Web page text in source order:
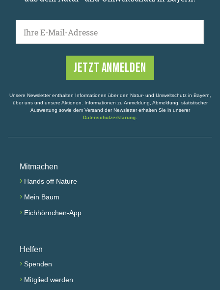
Wenn Sie eine Sichtung gleich im Urlaub speichern
möchten, können Sie Ihre Daten verstecken. Diese
Haben Sie weitere Fragen zu Observation.org in
Gehret:martina.gehret@bund-naturschutz.de
Ihre E-Mail-Adresse
Unsere Newsletter enthalten Informationen über den Natur- und Umweltschutz in Bayern,
über uns und unsere Aktionen. Informationen zu Anmeldung, Abmeldung, statistischer
Auswertung sowie dem Versand der Newsletter erhalten Sie in unserer
Datenschutzerklärung.
Mitmachen
› Hands off Nature
› Mein Baum
› Eichhörnchen-App
Helfen
› Spenden
› Mitglied werden